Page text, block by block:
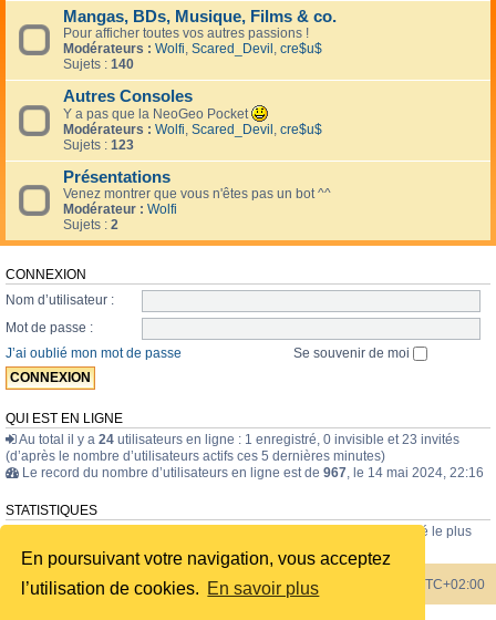
En poursuivant votre navigation, vous acceptez
l’utilisation de cookies. En savoir plus
Mangas, BDs, Musique, Films & co.
Pour afficher toutes vos autres passions !
Modérateurs : Wolfi, Scared_Devil, cre$u$
Sujets : 140
Autres Consoles
Y a pas que la NeoGeo Pocket
Modérateurs : Wolfi, Scared_Devil, cre$u$
Sujets : 123
Présentations
Venez montrer que vous n'êtes pas un bot ^^
Modérateur : Wolfi
Sujets : 2
CONNEXION
Nom d’utilisateur :
Mot de passe :
J’ai oublié mon mot de passe
Se souvenir de moi
QUI EST EN LIGNE
Au total il y a 24 utilisateurs en ligne : 1 enregistré, 0 invisible et 23 invités
(d’après le nombre d’utilisateurs actifs ces 5 dernières minutes)
Le record du nombre d’utilisateurs en ligne est de 967, le 14 mai 2024, 22:16
STATISTIQUES
membres • Le membre enregistré le plus
récent est
internavigator
Index du forum Heures au format UTC+02:00